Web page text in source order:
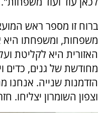
משפחות, ומשפחתו היא
האזורית היא לקליטת
מחודשת של גנים, כדים
הזדמנות שנייה. אנחנו
וצפון השומרון יצליחו.